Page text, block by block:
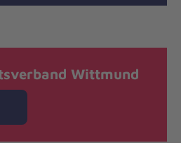
Wittmund